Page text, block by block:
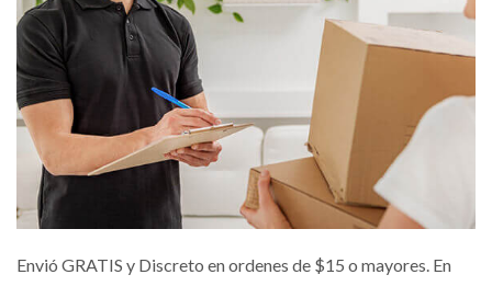
Envió GRATIS y Discreto en ordenes de $15 o mayores. En